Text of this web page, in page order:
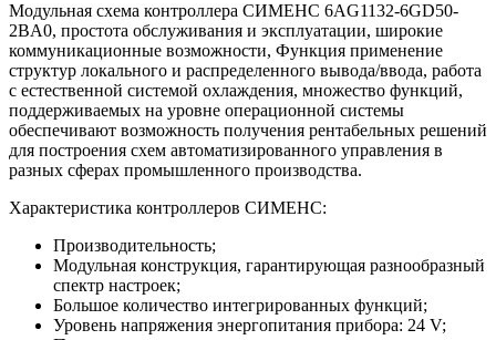
Модульная схема контроллера СИМЕНС 6AG1132-6GD50-
2BA0, простота обслуживания и эксплуатации, широкие
коммуникационные возможности, Функция применение
структур локального и распределенного вывода/ввода, работа
с естественной системой охлаждения, множество функций,
поддерживаемых на уровне операционной системы
обеспечивают возможность получения рентабельных решений
для построения схем автоматизированного управления в
разных сферах промышленного производства.
Характеристика контроллеров СИМЕНС:
Производительность;
Модульная конструкция, гарантирующая разнообразный
спектр настроек;
Большое количество интегрированных функций;
Уровень напряжения энергопитания прибора: 24 V;